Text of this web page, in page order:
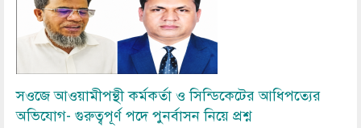
সওজে আওয়ামীপন্থী কর্মকর্তা ও সিন্ডিকেটের আধিপত্যের
অভিযোগ- গুরুত্বপূর্ণ পদে পুনর্বাসন নিয়ে প্রশ্ন